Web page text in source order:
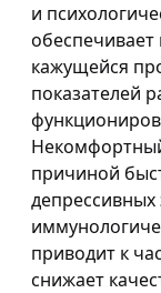
и
кажущейся
показателей
причиной
приводит к
снижает